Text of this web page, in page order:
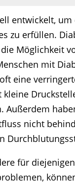
entwickelt,
zu erfüllen.
Möglichkeit
mit
eine
Außerdem
nicht
für